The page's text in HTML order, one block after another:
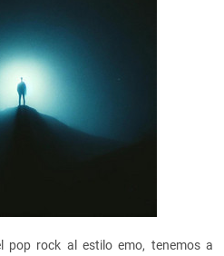
pop rock al estilo emo, tenemos a